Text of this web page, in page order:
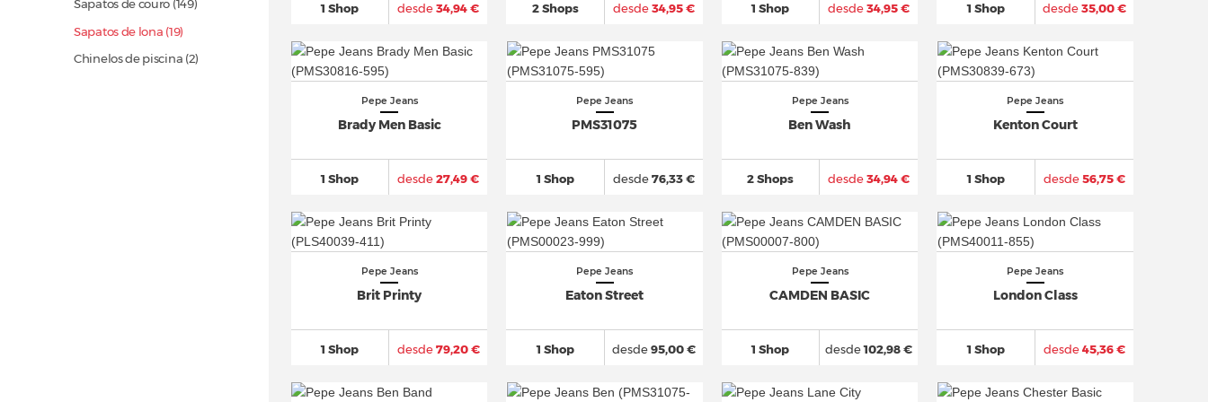
Sapatos de couro (149)
Sapatos de lona (19)
Chinelos de piscina (2)
1 Shop desde34,94 € 2 Shops desde34,95 € 1 Shop desde34,95 € 1 Shop desde35,00 €
Pepe Jeans
Brady Men Basic
1 Shop desde27,49 €
Pepe Jeans
PMS31075
1 Shop desde76,33 €
Pepe Jeans
Ben Wash
2 Shops desde34,94 €
Pepe Jeans
Kenton Court
1 Shop desde56,75 €
Pepe Jeans
Brit Printy
1 Shop desde79,20 €
Pepe Jeans
Eaton Street
1 Shop desde95,00 €
Pepe Jeans
CAMDEN BASIC
1 Shop desde102,98 €
Pepe Jeans
London Class
1 Shop desde45,36 €